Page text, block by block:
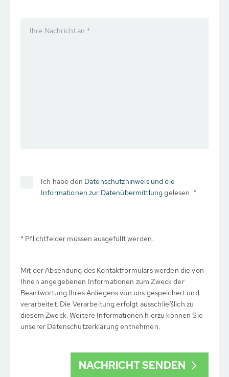
Ihre Nachricht an *
Ich habe den Datenschutzhinweis und die
Informationen zur Datenübermittlunggelesen. *
* Pflichtfelder müssen ausgefüllt werden.
Mit der Absendung des Kontaktformulars werden die von
Ihnen angegebenen Informationen zum Zweck der
Beantwortung Ihres Anliegens von uns gespeichert und
verarbeitet. Die Verarbeitung erfolgt ausschließlich zu
diesem Zweck. Weitere Informationen hierzu können Sie
unserer Datenschutzerklärung entnehmen.